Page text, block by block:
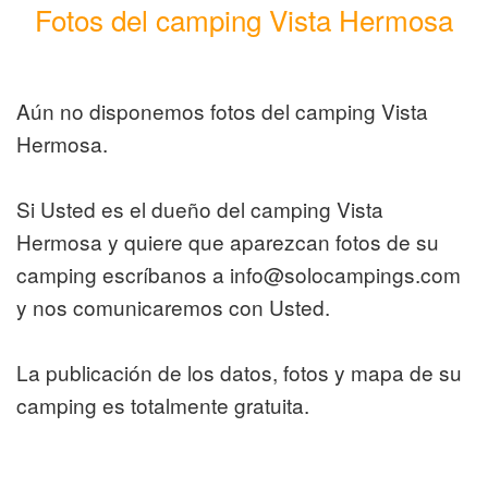
Fotos del camping Vista Hermosa
Aún no disponemos fotos del camping Vista
Hermosa.
Si Usted es el dueño del camping Vista
Hermosa y quiere que aparezcan fotos de su
camping escríbanos a info@solocampings.com
y nos comunicaremos con Usted.
La publicación de los datos, fotos y mapa de su
camping es totalmente gratuita.